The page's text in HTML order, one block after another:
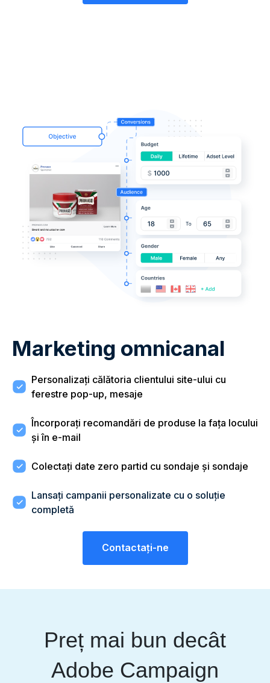
Marketing omnicanal
Personalizați călătoria clientului site-ului cu
ferestre pop-up, mesaje
Încorporați recomandări de produse la fața locului
și în e-mail
Colectați date zero partid cu sondaje și sondaje
Lansați campanii personalizate cu o soluție
completă
Contactaţi-ne
Preț mai bun decât
Adobe Campaign